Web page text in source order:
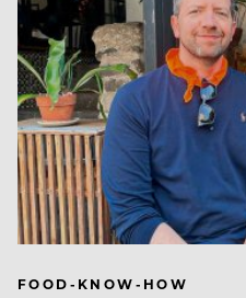
FOOD-KNOW-HOW